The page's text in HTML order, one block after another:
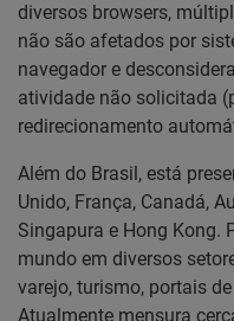
diversos browsers,
não são afetados por
navegador e
atividade não solicitada
redirecionamento
Além do Brasil, está
Unido, França, Canadá,
Singapura e Hong Kong.
mundo em diversos
varejo, turismo, portais
Atualmente mensura